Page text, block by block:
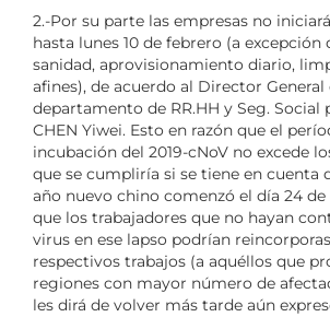
2.-Por su parte las empresas no
hasta lunes 10 de febrero (a excepción
sanidad, aprovisionamiento diario,
afines), de acuerdo al Director General
departamento de RR.HH y Seg. Social
CHEN Yiwei. Esto en razón que el
incubación del 2019-cNoV no excede
que se cumpliría si se tiene en cuenta
año nuevo chino comenzó el día 24 de
que los trabajadores que no hayan
virus en ese lapso podrían
respectivos trabajos (a aquéllos que
regiones con mayor número de
les dirá de volver más tarde aún